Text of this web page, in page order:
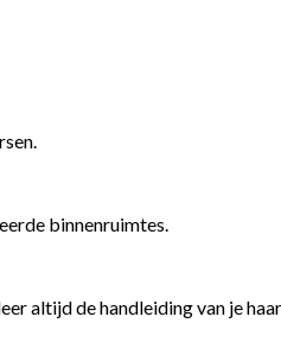
binnenruimtes.
altijd de handleiding van je